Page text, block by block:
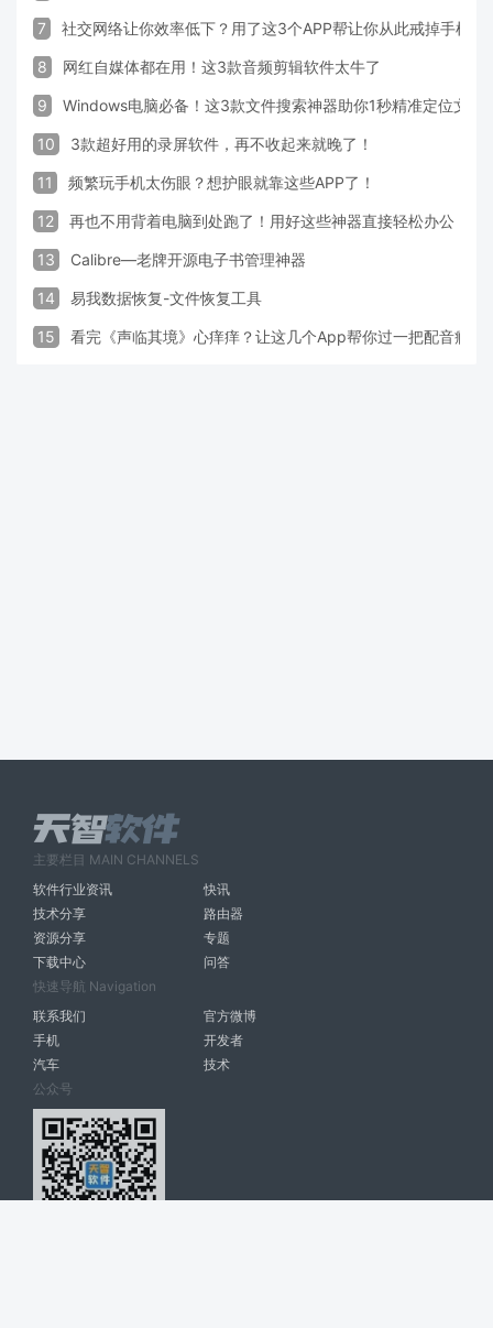
7 社交网络让你效率低下？用了这3个APP帮让你从此戒掉手机！
8 网红自媒体都在用！这3款音频剪辑软件太牛了
9 Windows电脑必备！这3款文件搜索神器助你1秒精准定位文件
10 3款超好用的录屏软件，再不收起来就晚了！
11 频繁玩手机太伤眼？想护眼就靠这些APP了！
12 再也不用背着电脑到处跑了！用好这些神器直接轻松办公
13 Calibre—老牌开源电子书管理神器
14 易我数据恢复-文件恢复工具
15 看完《声临其境》心痒痒？让这几个App帮你过一把配音瘾
主要栏目 MAIN CHANNELS
软件行业资讯
快讯
技术分享
路由器
资源分享
专题
下载中心
问答
快速导航 Navigation
联系我们
官方微博
手机
开发者
汽车
技术
公众号